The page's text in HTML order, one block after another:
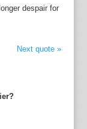
despair for
Next quote »